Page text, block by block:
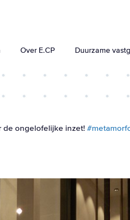
Over E.CP Duurzame
de ongelofelijke inzet!